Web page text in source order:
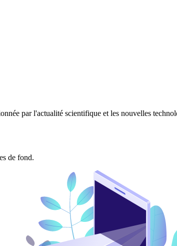
par l'actualité scientifique et les nouvelles
de fond.